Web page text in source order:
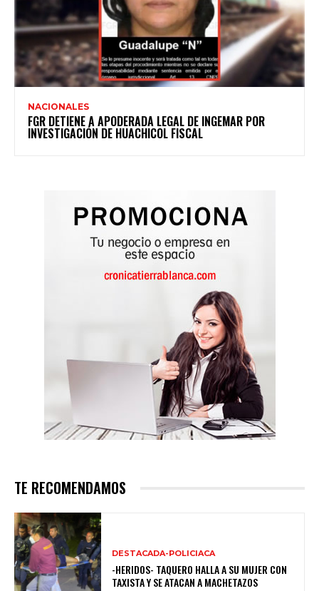
NACIONALES
FGR DETIENE A APODERADA LEGAL DE INGEMAR POR
INVESTIGACIÓN DE HUACHICOL FISCAL
TE RECOMENDAMOS
DESTACADA-POLICIACA
-HERIDOS- TAQUERO HALLA A SU MUJER CON
TAXISTA Y SE ATACAN A MACHETAZOS